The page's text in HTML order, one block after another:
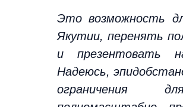
Это возможность
Якутии, перенять
и презентовать
Надеюсь,
ограничения